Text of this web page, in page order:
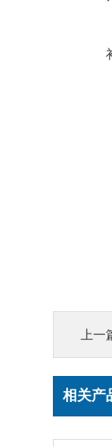
上一
相关产